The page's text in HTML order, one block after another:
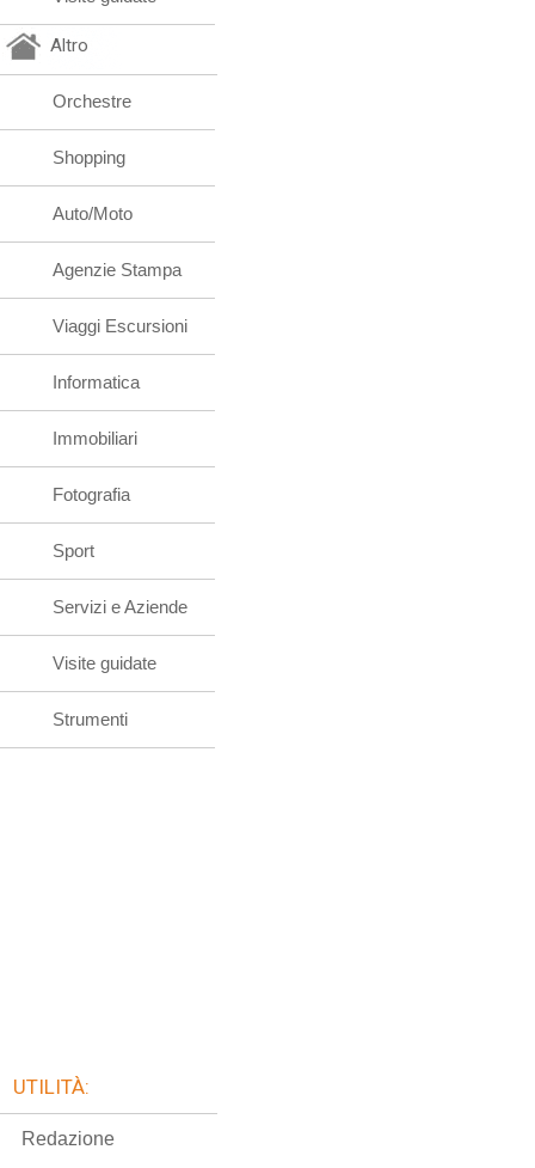
Altro
Orchestre
Shopping
Auto/Moto
Agenzie Stampa
Viaggi Escursioni
Informatica
Immobiliari
Fotografia
Sport
Servizi e Aziende
Visite guidate
Strumenti
UTILITÀ:
Redazione